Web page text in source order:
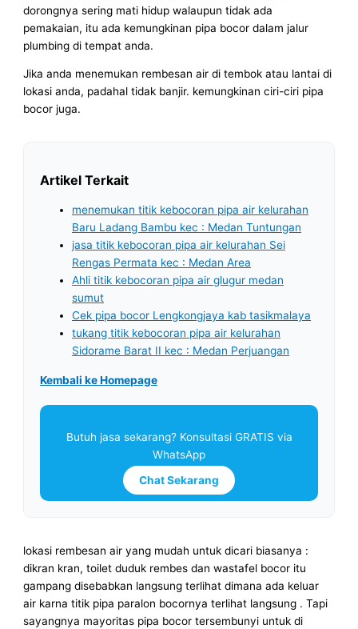
dorongnya sering mati hidup walaupun tidak ada
pemakaian, itu ada kemungkinan pipa bocor dalam jalur
plumbing di tempat anda.
Jika anda menemukan rembesan air di tembok atau lantai di
lokasi anda, padahal tidak banjir. kemungkinan ciri-ciri pipa
bocor juga.
Artikel Terkait
menemukan titik kebocoran pipa air kelurahan
Baru Ladang Bambu kec : Medan Tuntungan
jasa titik kebocoran pipa air kelurahan Sei
Rengas Permata kec : Medan Area
Ahli titik kebocoran pipa air glugur medan
sumut
Cek pipa bocor Lengkongjaya kab tasikmalaya
tukang titik kebocoran pipa air kelurahan
Sidorame Barat II kec : Medan Perjuangan
Kembali ke Homepage
Butuh jasa sekarang? Konsultasi GRATIS via
WhatsApp
Chat Sekarang
lokasi rembesan air yang mudah untuk dicari biasanya :
dikran kran, toilet duduk rembes dan wastafel bocor itu
gampang disebabkan langsung terlihat dimana ada keluar
air karna titik pipa paralon bocornya terlihat langsung . Tapi
sayangnya mayoritas pipa bocor tersembunyi untuk di